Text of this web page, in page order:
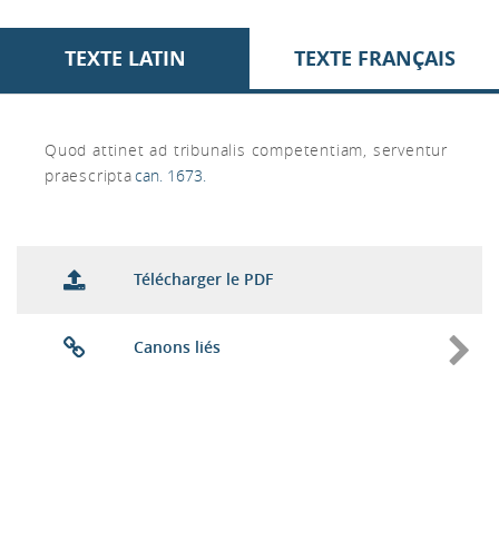
TEXTE LATIN TEXTE FRANÇAIS
Quod attinet ad tribunalis competentiam, serventur
praescriptacan. 1673.
Télécharger le PDF
Canons liés